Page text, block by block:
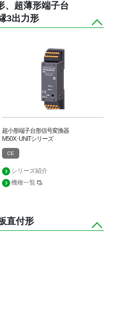
、超薄形端子台
3出力形
超小形端子台形信号変換器
M50X･UNITシリーズ
CE
シリーズ紹介
機種一覧
直付形